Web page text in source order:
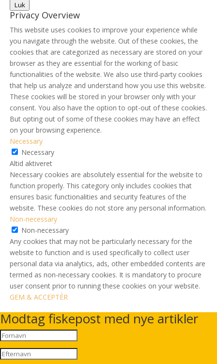
Luk
Privacy Overview
This website uses cookies to improve your experience while
you navigate through the website. Out of these cookies, the
cookies that are categorized as necessary are stored on your
browser as they are essential for the working of basic
functionalities of the website. We also use third-party cookies
that help us analyze and understand how you use this website.
These cookies will be stored in your browser only with your
consent. You also have the option to opt-out of these cookies.
But opting out of some of these cookies may have an effect
on your browsing experience.
Necessary
Necessary
Altid aktiveret
Necessary cookies are absolutely essential for the website to
function properly. This category only includes cookies that
ensures basic functionalities and security features of the
website. These cookies do not store any personal information.
Non-necessary
Non-necessary
Any cookies that may not be particularly necessary for the
website to function and is used specifically to collect user
personal data via analytics, ads, other embedded contents are
termed as non-necessary cookies. It is mandatory to procure
user consent prior to running these cookies on your website.
GEM & ACCEPTÈR
Modtag fiskepost med nye artikler